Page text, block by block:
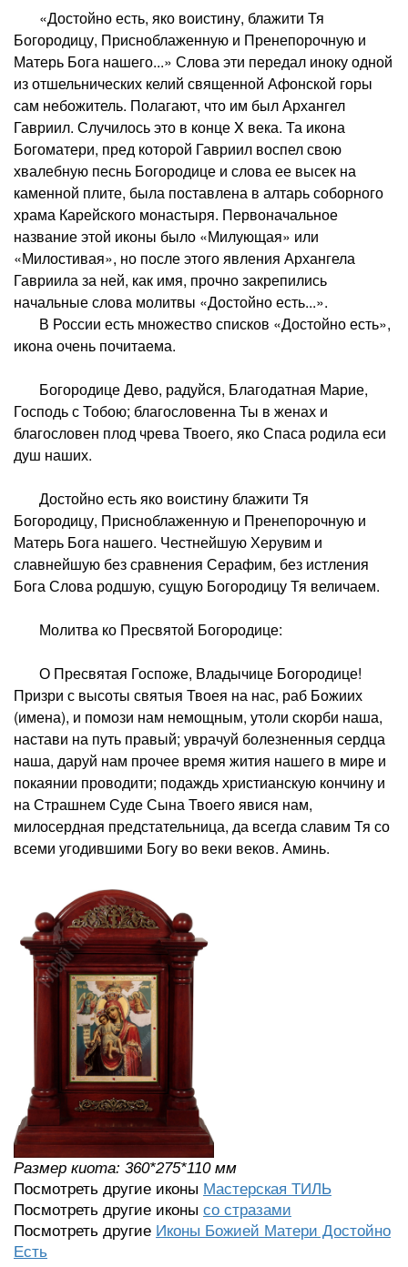
«Достойно есть, яко воистину, блажити Тя
Богородицу, Присноблаженную и Пренепорочную и
Матерь Бога нашего...» Слова эти передал иноку одной
из отшельнических келий священной Афонской горы
сам небожитель. Полагают, что им был Архангел
Гавриил. Случилось это в конце X века. Та икона
Богоматери, пред которой Гавриил воспел свою
хвалебную песнь Богородице и слова ее высек на
каменной плите, была поставлена в алтарь соборного
храма Карейского монастыря. Первоначальное
название этой иконы было «Милующая» или
«Милостивая», но после этого явления Архангела
Гавриила за ней, как имя, прочно закрепились
начальные слова молитвы «Достойно есть...».
В России есть множество списков «Достойно есть»,
икона очень почитаема.
Богородице Дево, радуйся, Благодатная Марие,
Господь с Тобою; благословенна Ты в женах и
благословен плод чрева Твоего, яко Спаса родила еси
душ наших.
Достойно есть яко воистину блажити Тя
Богородицу, Присноблаженную и Пренепорочную и
Матерь Бога нашего. Честнейшую Херувим и
славнейшую без сравнения Серафим, без истления
Бога Слова родшую, сущую Богородицу Тя величаем.
Молитва ко Пресвятой Богородице:
О Пресвятая Госпоже, Владычице Богородице!
Призри с высоты святыя Твоея на нас, раб Божиих
(имена), и помози нам немощным, утоли скорби наша,
настави на путь правый; уврачуй болезненныя сердца
наша, даруй нам прочее время жития нашего в мире и
покаянии проводити; подаждь христианскую кончину и
на Страшнем Суде Сына Твоего явися нам,
милосердная предстательница, да всегда славим Тя со
всеми угодившими Богу во веки веков. Аминь.
Размер киота: 360*275*110 мм
Посмотреть другие иконы Мастерская ТИЛЬ
Посмотреть другие иконы со стразами
Посмотреть другие Иконы Божией Матери Достойно
Есть